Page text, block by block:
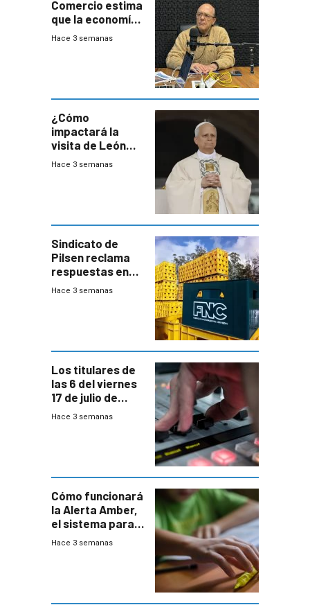
Comercio estima
que la economía
crecerá 1,6%
Hace 3 semanas
¿Cómo
impactará la
visita de León
XIV a Uruguay?
Hace 3 semanas
Sindicato de
Pilsen reclama
respuestas en
medio de
Hace 3 semanas
Los titulares de
las 6 del viernes
17 de julio de
2026
Hace 3 semanas
Cómo funcionará
la Alerta Amber,
el sistema para
la búsqueda
Hace 3 semanas